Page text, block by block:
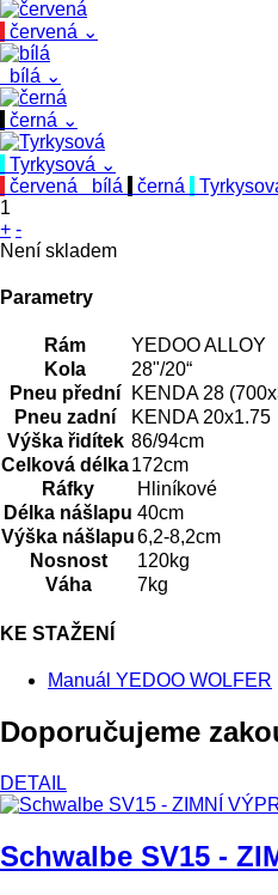
červená ⌄
bílá ⌄
černá ⌄
Tyrkysová ⌄
červená
bílá černá
1
+ -
Není skladem
Parametry
Rám
YEDOO ALLOY
Kola
28"/20“
Pneu přední
KENDA 28
Pneu zadní
KENDA 20x1.75
Výška řidítek 86/94cm
Celková délka172cm
Ráfky
Hliníkové
Délka nášlapu 40cm
Výška nášlapu6,2-8,2cm
Nosnost
120kg
Váha
7kg
KE STAŽENÍ
Manuál YEDOO WOLFER
Doporučujeme
DETAIL
Schwalbe SV15 -